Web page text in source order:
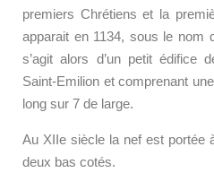
premiers Chrétiens et l a
apparait en 1134, sous le nom
s’agit alors d’un petit édifice
Saint-Emilion et comprenant
long sur 7 de large.
Au XIIe siècle la nef est portée
deux bas cotés.